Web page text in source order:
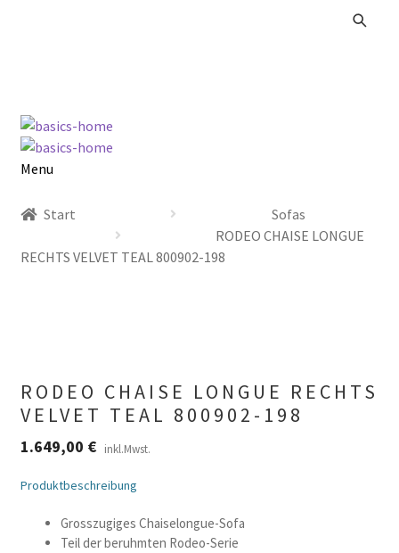
Zur
Navigation
springen
Zum
Inhalt
springen
Menu
Kataloge Landhaus
Summer Sale
Start
Sofas
RODEO CHAISE LONGUE
RECHTS VELVET TEAL 800902-198
RODEO CHAISE LONGUE RECHTS
VELVET TEAL 800902-198
1.649,00 € inkl.Mwst.
Produktbeschreibung
Grosszugiges Chaiselongue-Sofa
Teil der beruhmten Rodeo-Serie